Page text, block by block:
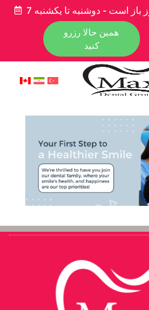
باز است - دوشنبه تا یکشنبه
همین حالا رزرو
کنید